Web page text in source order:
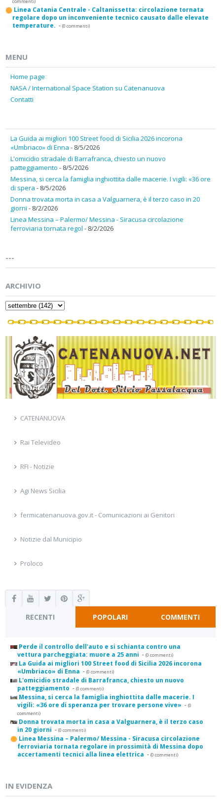
commenti)
Linea Catania Centrale - Caltanissetta: circolazione tornata
regolare dopo un inconveniente tecnico causato dalle elevate
temperature. - (0 commenti)
MENU
Home page
NASA / International Space Station su Catenanuova
Contatti
La Guida ai migliori 100 Street food di Sicilia 2026 incorona
«Umbriaco» di Enna - 8/5/2026
L'omicidio stradale di Barrafranca, chiesto un nuovo
patteggiamento - 8/5/2026
Messina, si cerca la famiglia inghiottita dalle macerie. I vigili: «36 ore
di spera - 8/5/2026
Donna trovata morta in casa a Valguarnera, è il terzo caso in 20
giorni - 8/2/2026
Linea Messina – Palermo/ Messina - Siracusa circolazione
ferroviaria tornata regol - 8/2/2026
---
ARCHIVIO
CATENANUOVA
Rai Televideo
RFI - Notizie
Agi News Sicilia
fermicatenanuova.gov.it - Comunicazioni ai Genitori
Notizie dal Municipio
Proloco
RECENTI POPOLARI COMMENTI
Perde il controllo dell'auto e si schianta contro una
vettura parcheggiata: muore a 25 anni - (0 commenti)
La Guida ai migliori 100 Street food di Sicilia 2026 incorona
«Umbriaco» di Enna - (0 commenti)
L'omicidio stradale di Barrafranca, chiesto un nuovo
patteggiamento - (0 commenti)
Messina, si cerca la famiglia inghiottita dalle macerie. I
vigili: «36 ore di speranza per trovare persone vive» - (0
commenti)
Donna trovata morta in casa a Valguarnera, è il terzo caso
in 20 giorni - (0 commenti)
Linea Messina – Palermo/ Messina - Siracusa circolazione
ferroviaria tornata regolare in prossimità di Messina dopo
accertamenti tecnici alla linea elettrica - (0 commenti)
IN EVIDENZA